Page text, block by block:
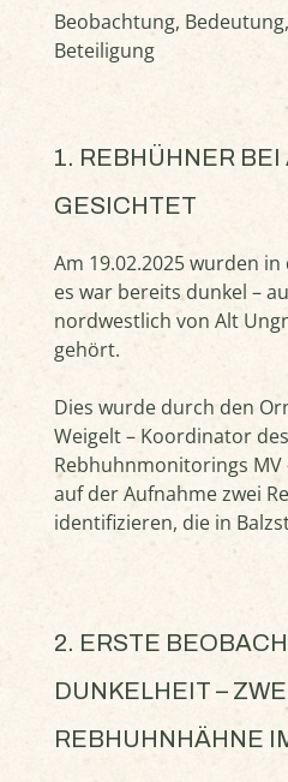
Beobachtung,
Beteiligung
1. REBHÜHNER
GESICHTET
Am 19.02.2025 wurden
es war bereits dunkel –
nordwestlich von Alt
gehört.
Dies wurde durch den
Weigelt – Koordinator des
Rebhuhnmonitorings
auf der Aufnahme zwei
identifizieren, die in
2. ERSTE
DUNKELHEIT –
REBHUHNHÄHNE